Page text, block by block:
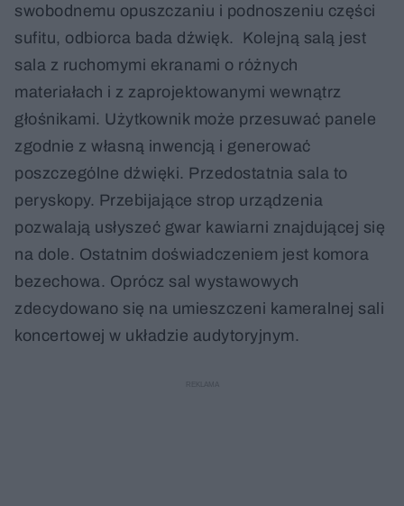
swobodnemu opuszczaniu i podnoszeniu części
sufitu, odbiorca bada dźwięk. Kolejną salą jest
sala z ruchomymi ekranami o różnych
materiałach i z zaprojektowanymi wewnątrz
głośnikami. Użytkownik może przesuwać panele
zgodnie z własną inwencją i generować
poszczególne dźwięki. Przedostatnia sala to
peryskopy. Przebijające strop urządzenia
pozwalają usłyszeć gwar kawiarni znajdującej się
na dole. Ostatnim doświadczeniem jest komora
bezechowa. Oprócz sal wystawowych
zdecydowano się na umieszczeni kameralnej sali
koncertowej w układzie audytoryjnym.